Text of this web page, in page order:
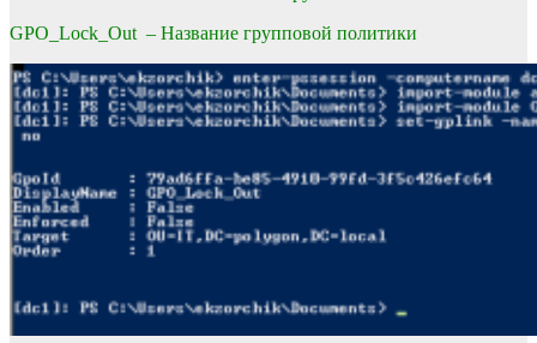
GPO_Lock_Out – Название групповой политики